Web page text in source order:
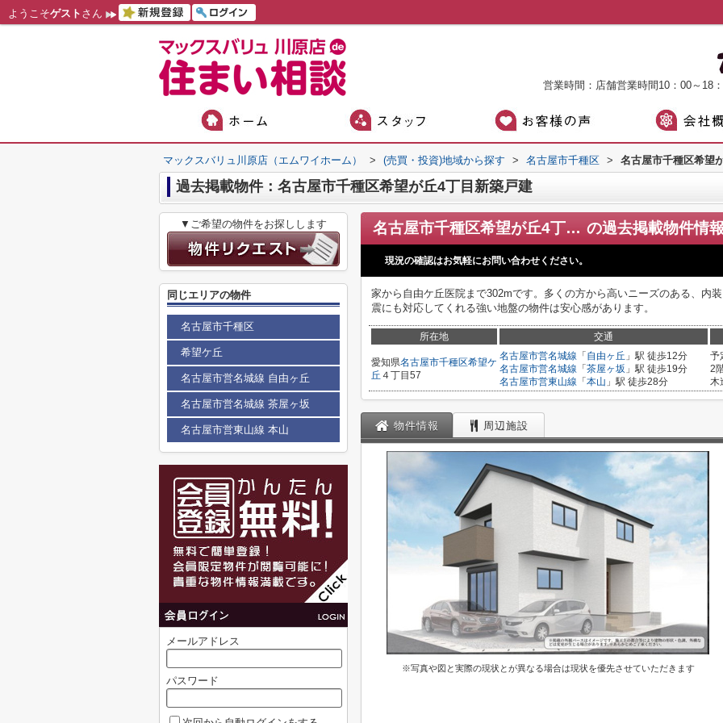
ようこそゲスト さん
営業時間：店舗営業時間10：00～18
マックスバリュ川原店（エムワイホーム） > (売買・投資)地域から探す > 名古屋市千種区 > 名古屋市千種区希望
過去掲載物件：名古屋市千種区希望が丘4丁目新築戸建
名古屋市千種区希望が丘4丁目新築戸建 の過去掲載物件情
現況の確認はお気軽にお問い合わせください。
家から自由ケ丘医院まで302mです。多くの方から高いニーズのある、内
震にも対応してくれる強い地盤の物件は安心感があります。
所在地 交通
愛知県名古屋市千種区希望ケ
丘 ４丁目57
名古屋市営名城線 「 自由ヶ丘 」駅 徒歩12分
名古屋市営名城線 「 茶屋ヶ坂 」駅 徒歩19分
名古屋市営東山線 「 本山 」駅 徒歩28分
予
2
木
物件情報 周辺施設
※写真や図と実際の現状とが異なる場合は現状を優先させていただきます
▼ご希望の物件をお探しします
同じエリアの物件
名古屋市千種区
希望ケ丘
名古屋市営名城線 自由ヶ丘
名古屋市営名城線 茶屋ヶ坂
名古屋市営東山線 本山
メールアドレス
パスワード